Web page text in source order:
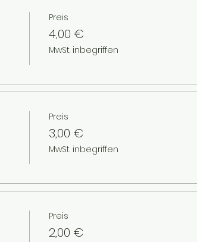
Preis
4,00 €
MwSt. inbegriffen
Preis
3,00 €
MwSt. inbegriffen
Preis
2,00 €